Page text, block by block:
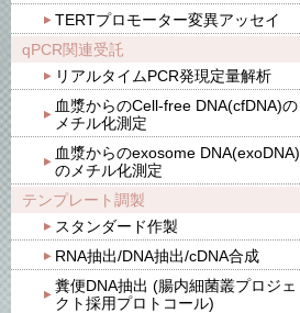
TERTプロモーター変異アッセイ
qPCR関連受託
リアルタイムPCR発現定量解析
血漿からのCell-free DNA(cfDNA)の
メチル化測定
血漿からのexosome DNA(exoDNA)
のメチル化測定
テンプレート調製
スタンダード作製
RNA抽出/DNA抽出/cDNA合成
糞便DNA抽出 (腸内細菌叢プロジェ
クト採用プロトコール)